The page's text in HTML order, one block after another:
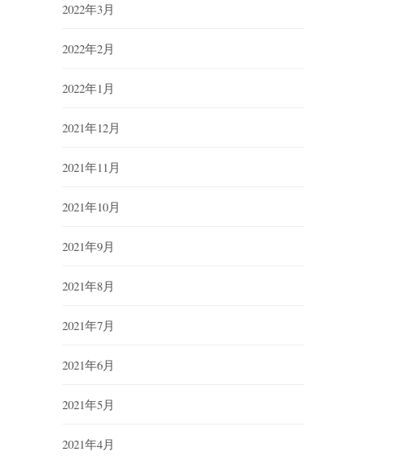
2022年3月
2022年2月
2022年1月
2021年12月
2021年11月
2021年10月
2021年9月
2021年8月
2021年7月
2021年6月
2021年5月
2021年4月